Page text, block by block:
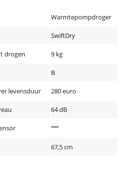
Warmtepompdroger
SwiftDry
drogen 9 kg
B
levensduur 280 euro
64 dB
67,5 cm